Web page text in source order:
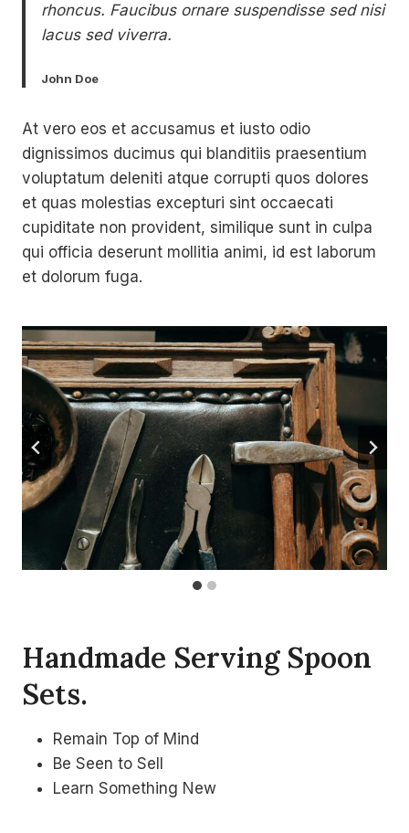
rhoncus. Faucibus ornare suspendisse sed nisi
lacus sed viverra.
John Doe
At vero eos et accusamus et iusto odio
dignissimos ducimus qui blanditiis praesentium
voluptatum deleniti atque corrupti quos dolores
et quas molestias excepturi sint occaecati
cupiditate non provident, similique sunt in culpa
qui officia deserunt mollitia animi, id est laborum
et dolorum fuga.
Handmade Serving Spoon
Sets.
Remain Top of Mind
Be Seen to Sell
Learn Something New